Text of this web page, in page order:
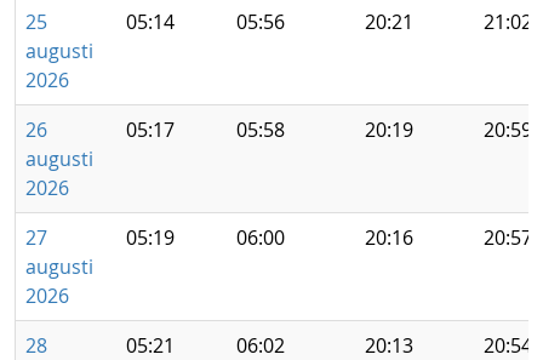
25
augusti
2026
05:14 05:56 20:21 21:02
26
augusti
2026
05:17 05:58 20:19 20:59
27
augusti
2026
05:19 06:00 20:16 20:57
28
05:21 06:02 20:13 20:54